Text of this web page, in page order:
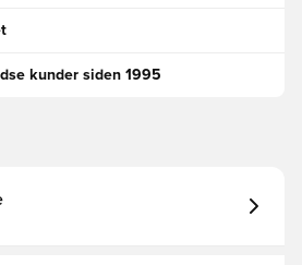
kunder siden 1995